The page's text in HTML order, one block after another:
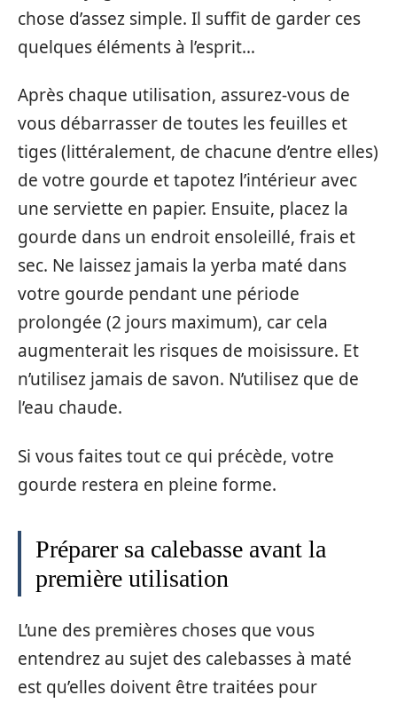
chose d’assez simple. Il suffit de garder ces
quelques éléments à l’esprit…
Après chaque utilisation, assurez-vous de
vous débarrasser de toutes les feuilles et
tiges (littéralement, de chacune d’entre elles)
de votre gourde et tapotez l’intérieur avec
une serviette en papier. Ensuite, placez la
gourde dans un endroit ensoleillé, frais et
sec. Ne laissez jamais la yerba maté dans
votre gourde pendant une période
prolongée (2 jours maximum), car cela
augmenterait les risques de moisissure. Et
n’utilisez jamais de savon. N’utilisez que de
l’eau chaude.
Si vous faites tout ce qui précède, votre
gourde restera en pleine forme.
Préparer sa calebasse avant la
première utilisation
L’une des premières choses que vous
entendrez au sujet des calebasses à maté
est qu’elles doivent être traitées pour